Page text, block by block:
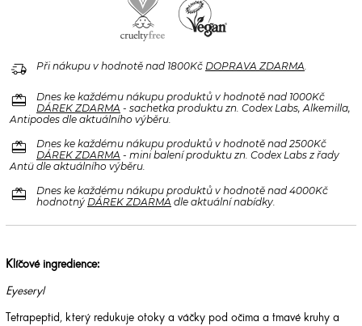
delivery_truck_speed Při nákupu v hodnotě nad 1800Kč DOPRAVA ZDARMA
redeem
Dnes ke každému nákupu produktů v hodnotě nad 1000Kč
DÁREK ZDARMA - sachetka produktu zn. Codex Labs, Alkemilla,
Antipodes dle aktuálního výběru.
redeem
Dnes ke každému nákupu produktů v hodnotě nad 2500Kč
DÁREK ZDARMA - mini balení produktu zn. Codex Labs z řady
Antü dle aktuálního výběru.
redeem
Dnes ke každému nákupu produktů v hodnotě nad 4000Kč
hodnotný DÁREK ZDARMA dle aktuální nabídky.
Klíčové ingredience:
Eyeseryl
Tetrapeptid, který redukuje otoky a váčky pod očima a tmavé kruhy a